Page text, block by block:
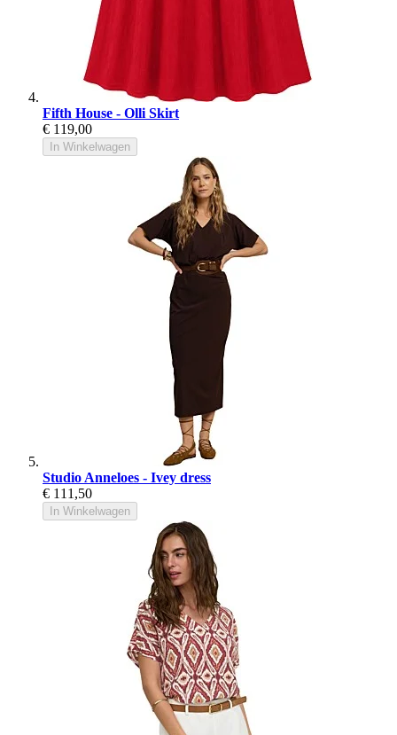
Fifth House - Olli Skirt
€ 119,00
In Winkelwagen
Studio Anneloes - Ivey dress
€ 111,50
In Winkelwagen